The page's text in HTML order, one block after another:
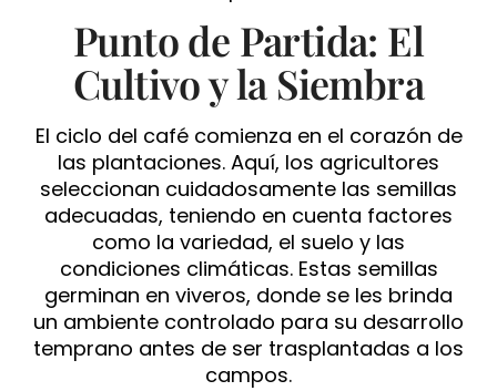
Punto de Partida: El
Cultivo y la Siembra
El ciclo del café comienza en el corazón de
las plantaciones. Aquí, los agricultores
seleccionan cuidadosamente las semillas
adecuadas, teniendo en cuenta factores
como la variedad, el suelo y las
condiciones climáticas. Estas semillas
germinan en viveros, donde se les brinda
un ambiente controlado para su desarrollo
temprano antes de ser trasplantadas a los
campos.